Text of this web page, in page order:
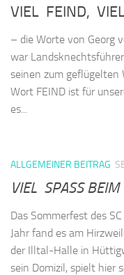
VIEL FEIND,
– die Worte von Georg
war
seinen zum geflügelten
Wort FEIND ist für
es...
ALLGEMEINER BEITRAG
VIEL SPASS
Das Sommerfest des
Jahr fand es am
der Illtal-Halle in
sein Domizil, spielt hier